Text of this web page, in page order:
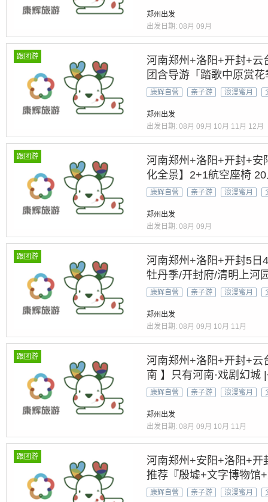
郑州出发
出发日期: 08月 09月
跟团游
河南郑州+洛阳+开封+云
团含导游「踏歌中原赏
龙门/隋唐洛阳城
康辉自营 亲子游 浪漫蜜月
郑州出发
出发日期: 08月 09月 10月 11月 12月
跟团游
河南郑州+洛阳+开封+安
化全景】2+1航空座椅
房豫菜』【全景河南&世
康辉自营 亲子游 浪漫蜜月
郑州出发
出发日期: 08月 09月
跟团游
河南郑州+洛阳+开封5日
牡丹季/开封府/清明上河
+趣玩手作（三彩/版画
康辉自营 亲子游 浪漫蜜月
郑州出发
出发日期: 08月 09月 10月 11月
跟团游
河南郑州+洛阳+开封+云
南 】只有河南·戏剧幻城
晚云台山景区内 |龙门石
康辉自营 亲子游 浪漫蜜月
郑州出发
出发日期: 08月 09月 10月 11月
跟团游
河南郑州+安阳+洛阳+开
推荐『殷墟+文字博物馆
家出游线路推荐】“童萌
康辉自营 亲子游 浪漫蜜月